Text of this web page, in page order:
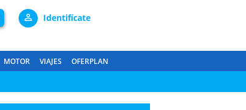
person_outline Identifícate
MOTOR VIAJES OFERPLAN